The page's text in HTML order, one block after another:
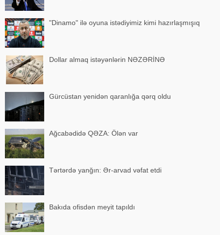
"Dinamo" ilə oyuna istədiyimiz kimi hazırlaşmışıq
Dollar almaq istəyənlərin NƏZƏRİNƏ
Gürcüstan yenidən qaranlığa qərq oldu
Ağcabədidə QƏZA: Ölən var
Tərtərdə yanğın: Ər-arvad vəfat etdi
Bakıda ofisdən meyit tapıldı